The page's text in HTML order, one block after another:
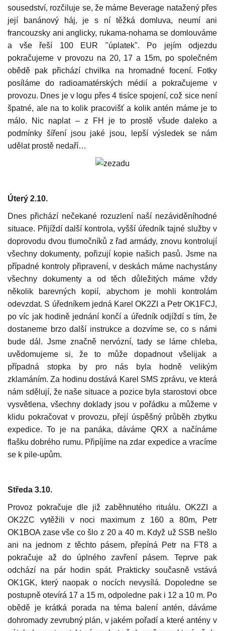
sousedství, rozčiluje se, že máme Beverage natažený přes
její banánový háj, je s ní těžká domluva, neumí ani
francouzsky ani anglicky, rukama-nohama se domlouváme
a vše řeší 100 EUR "úplatek". Po jejím odjezdu
pokračujeme v provozu na 20, 17 a 15m, po společném
obědě pak přichází chvilka na hromadné focení. Fotky
posíláme do radioamatérských médií a pokračujeme v
provozu. Dnes je v logu přes 4 tisíce spojení, což sice není
špatné, ale na to kolik pracovišť a kolik antén máme je to
málo. Nic naplat – z FH je to prostě všude daleko a
podmínky šíření jsou jaké jsou, lepší výsledek se nám
udělat prostě nedaří…
Úterý 2.10.
Dnes přichází nečekané rozuzlení naší nezáviděníhodné
situace. Přijíždí další kontrola, vyšší úředník tajné služby v
doprovodu dvou tlumočníků z řad armády, znovu kontrolují
všechny dokumenty, pořizují kopie našich pasů. Jsme na
případné kontroly připravení, v deskách máme nachystány
všechny dokumenty a od těch důležitých máme vždy
několik barevných kopií, abychom je mohli kontrolám
odevzdat. S úředníkem jedná Karel OK2ZI a Petr OK1FCJ,
po víc jak hodině jednání končí a úředník odjíždí s tím, že
dostaneme brzo další instrukce a dozvíme se, co s námi
bude dál. Jsme značně nervózní, tady se láme chleba,
uvědomujeme si, že to může dopadnout všelijak a
případná stopka by pro nás byla hodně velikým
zklamáním. Za hodinu dostává Karel SMS zprávu, ve která
nám sdělují, že naše situace a pozice byla starostovi obce
vysvětlena, všechny doklady jsou v pořádku a můžeme v
klidu pokračovat v provozu, přejí úspěšný průběh zbytku
expedice. To je na panáka, dáváme QRX a načínáme
flašku dobrého rumu. Připíjíme na zdar expedice a vracíme
se k pile-upům.
Středa 3.10.
Provoz pokračuje dle již zaběhnutého rituálu. OK2ZI a
OK2ZC vytěžili v noci maximum z 160 a 80m, Petr
OK1BOA zase vše co šlo z 20 a 40 m. Když už SSB nešlo
ani na jednom z těchto pásem, přepíná Petr na FT8 a
pokračuje až do úplného zavření pásem. Teprve pak
odchází na pár hodin spát. Prakticky současně vstává
OK1GK, který naopak o nocích nevysílá. Dopoledne se
postupně otevírá 17 a 15 m, odpoledne pak i 12 a 10 m. Po
obědě je krátká porada na téma balení antén, dáváme
dohromady zevrubný plán, v jakém pořadí a které antény v